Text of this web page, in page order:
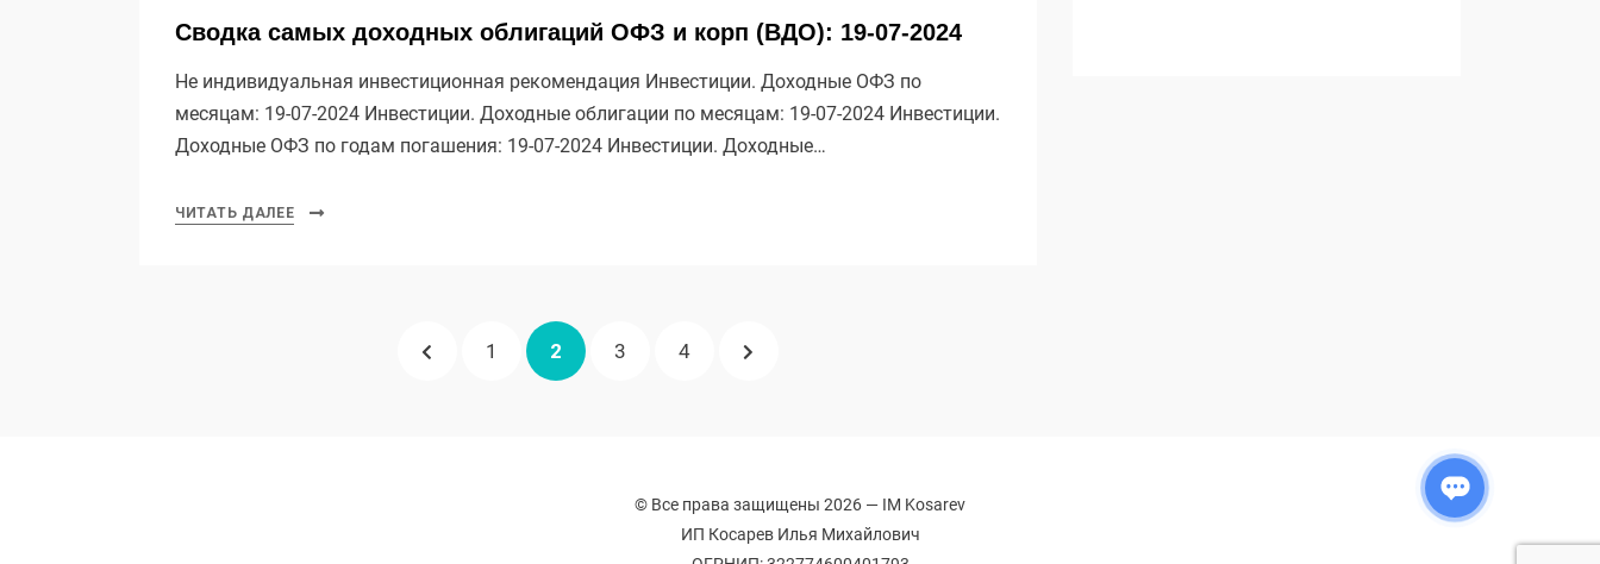
Сводка самых доходных облигаций ОФЗ и корп (ВДО): 19-07-2024
Не индивидуальная инвестиционная рекомендация Инвестиции. Доходные ОФЗ по
месяцам: 19-07-2024 Инвестиции. Доходные облигации по месяцам: 19-07-2024 Инвестиции.
Доходные ОФЗ по годам погашения: 19-07-2024 Инвестиции. Доходные…
ЧИТАТЬ ДАЛЕЕ
ПРЕДЫДУЩАЯ
СТРАНИЦА
1 СТРАНИЦА
2 СТРАНИЦА
3 СТРАНИЦА
4 СЛЕДУЮЩАЯ
© Все права защищены 2026 — IM Kosarev
ИП Косарев Илья Михайлович